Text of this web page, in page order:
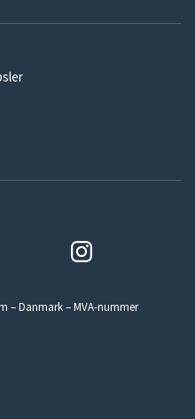
– Danmark – MVA-nummer